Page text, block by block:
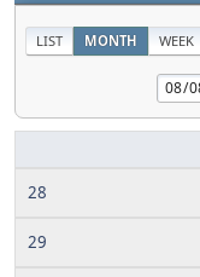
LIST MONTH WEEK
28
29